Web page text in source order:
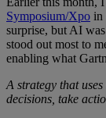
Symposium/Xpo in
surprise, but AI
stood out most to
enabling what
A strategy that
decisions, take